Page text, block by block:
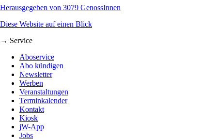
Herausgegeben von 3079 GenossInnen
Diese Website auf einen Blick
→ Service
Aboservice
Abo kündigen
Newsletter
Werben
Veranstaltungen
Terminkalender
Kontakt
Kiosk
jW-App
Jobs